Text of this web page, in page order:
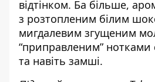
відтінком. Ба більше,
з розтопленим білим
мигдалевим згущеним
“приправленим” нотками
та навіть замші.